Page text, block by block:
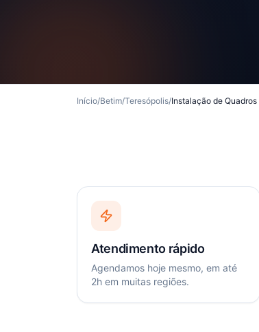
Início/Betim/Teresópolis/Instalação de
Atendimento rápido
Agendamos hoje mesmo, em até
2h em muitas regiões.